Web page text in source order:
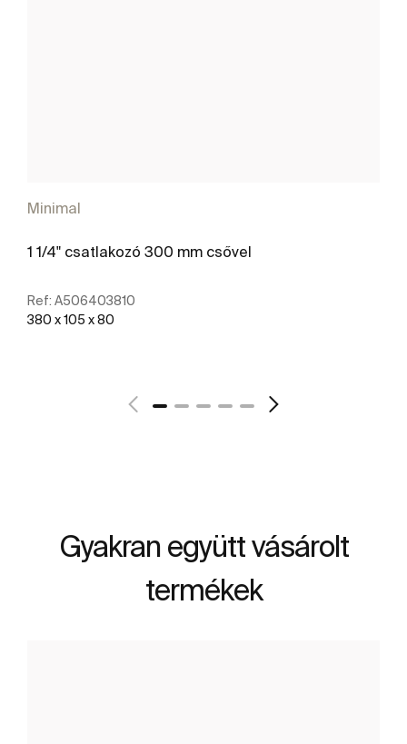
Minimal
1 1/4" csatlakozó 300 mm csővel
Ref: A506403810
380 x 105 x 80
Gyakran együtt vásárolt
termékek